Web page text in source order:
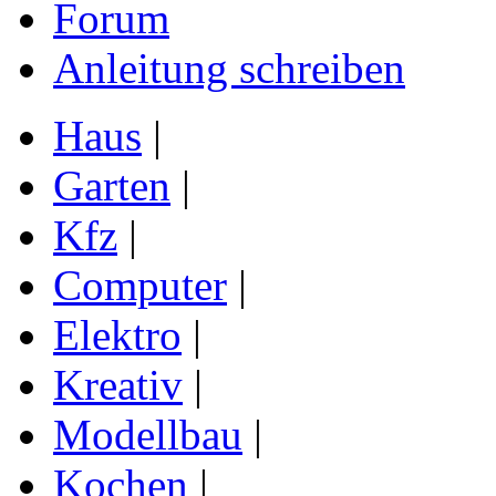
Forum
Anleitung schreiben
Haus |
Garten |
Kfz |
Computer |
Elektro |
Kreativ |
Modellbau |
Kochen |